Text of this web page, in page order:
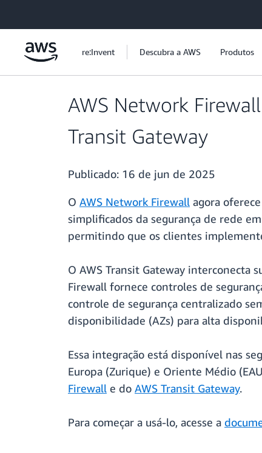
re:Invent Descubra a AWS Produtos
AWS Network
Transit Gateway
Publicado: 16 de jun de 2025
O AWS Network Firewall agora
simplificados da segurança de rede
permitindo que os clientes
O AWS Transit Gateway interconecta
Firewall fornece controles de
controle de segurança centralizado
disponibilidade (AZs) para alta
Essa integração está disponível nas
Europa (Zurique) e Oriente Médio
Firewall e do AWS Transit Gateway.
Para começar a usá-lo, acesse a